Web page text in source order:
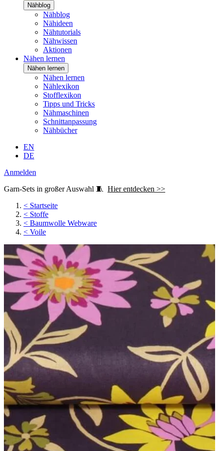
Nähblog
Nähblog
Nähideen
Nähtutorials
Nähwissen
Aktionen
Nähen lernen
Nähen lernen
Nähen lernen
Nählexikon
Stofflexikon
Tipps und Tricks
Nähmaschinen
Schnittanpassung
Nähbücher
EN
DE
Anmelden
Garn-Sets in großer Auswahl 🧵 Hier entdecken >>
< Startseite
< Stoffe
< Baumwolle Webware
< Voile